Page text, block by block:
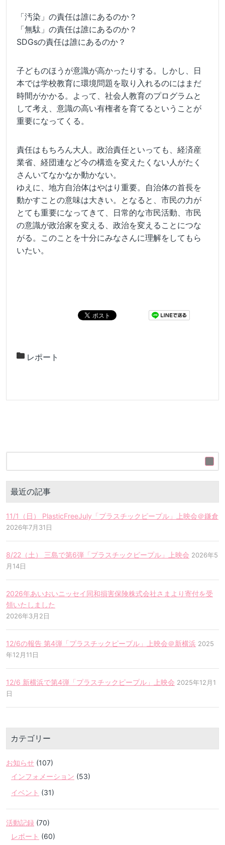
「汚染」の責任は誰にあるのか？
「無駄」の責任は誰にあるのか？
SDGsの責任は誰にあるのか？
子どものほうが意識が高かったりする。しかし、日
本では学校教育に環境問題を取り入れるのにはまだ
時間がかかる。よって、社会人教育のプログラムと
して考え、意識の高い有権者を育てるということが
重要になってくる。
責任はもちろん大人。政治責任といっても、経済産
業省、経団連など今の構造を変えたくない人がたく
さんいてなかなか動かない。
ゆえに、地方自治体はやはり重要。自治体の首長を
動かすことの意味は大きい。となると、市民の力が
とても重要になってきて、日常的な市民活動、市民
の意識が政治家を変える、政治を変えることにつな
がる。このことを十分にみなさんに理解をしてもら
いたい。
レポート
最近の記事
11/1（日） PlasticFreeJuly「プラスチックピープル」上映会＠鎌倉
2026年7月31日
8/22（土） 三島で第6弾「プラスチックピープル」上映会 2026年5
月14日
2026年あいおいニッセイ同和損害保険株式会社さまより寄付を受
領いたしました
2026年3月2日
12/6の報告 第4弾「プラスチックピープル」上映会＠新横浜 2025
年12月11日
12/6 新横浜で第4弾「プラスチックピープル」上映会 2025年12月1
日
カテゴリー
お知らせ (107)
インフォメーション (53)
イベント (31)
活動記録 (70)
レポート (60)